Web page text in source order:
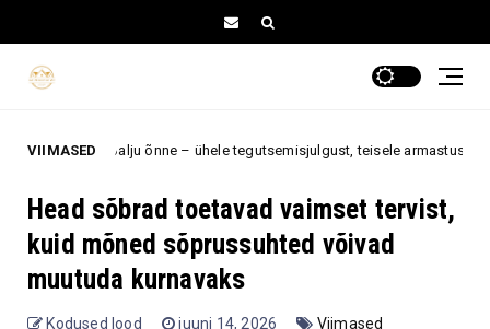
VIIMASED
eriti palju õnne – ühele tegutsemisjulgust, teisele armastust
Head sõbrad toetavad vaimset tervist,
kuid mõned sõprussuhted võivad
muutuda kurnavaks
Kodused lood juuni 14, 2026 Viimased